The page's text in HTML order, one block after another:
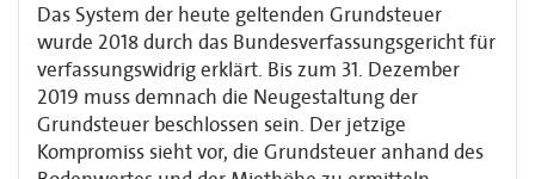
Das System der heute geltenden Grundsteuer
wurde 2018 durch das Bundesverfassungsgericht für
verfassungswidrig erklärt. Bis zum 31. Dezember
2019 muss demnach die Neugestaltung der
Grundsteuer beschlossen sein. Der jetzige
Kompromiss sieht vor, die Grundsteuer anhand des